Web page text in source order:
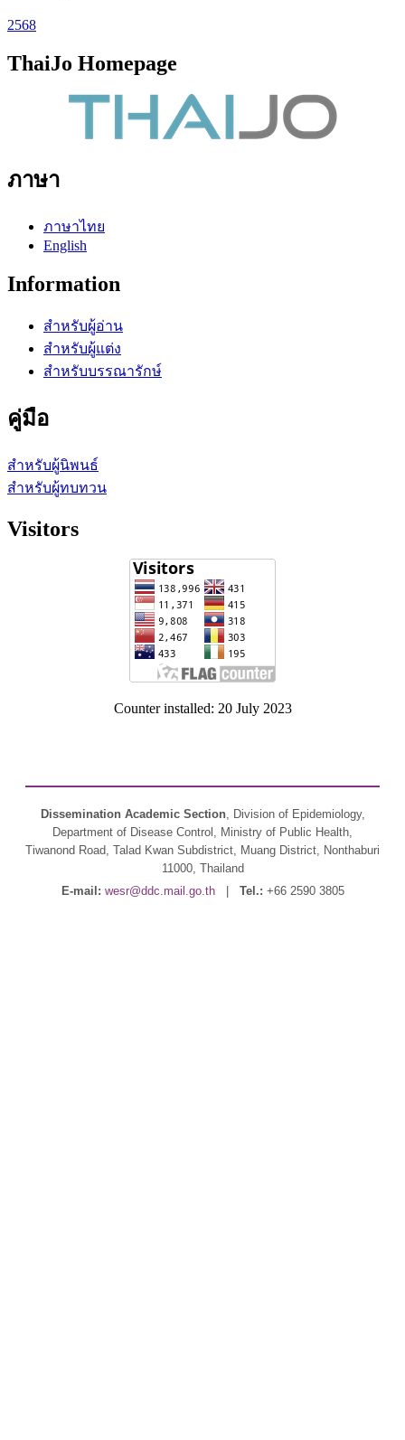
2568
ThaiJo Homepage
ภาษา
ภาษาไทย
English
Information
สำหรับผู้อ่าน
สำหรับผู้แต่ง
สำหรับบรรณารักษ์
คู่มือ
สำหรับผู้นิพนธ์
สำหรับผู้ทบทวน
Visitors
Counter installed: 20 July 2023
Dissemination Academic Section, Division of Epidemiology,
Department of Disease Control, Ministry of Public Health,
Tiwanond Road, Talad Kwan Subdistrict, Muang District, Nonthaburi
11000, Thailand
E-mail: wesr@ddc.mail.go.th| Tel.: +66 2590 3805